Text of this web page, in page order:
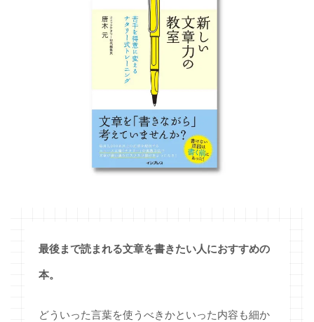
最後まで読まれる文章を書きたい人におすすめの
本。
どういった言葉を使うべきかといった内容も細か